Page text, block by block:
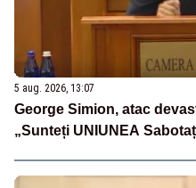
5 aug. 2026, 13:07
George Simion, atac
„Sunteți UNIUNEA